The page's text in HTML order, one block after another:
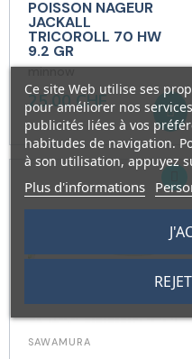
POISSON NAGEUR
JACKALL
TRICOROLL 70 HW
9.2 GR
minnow
25,00 CHF
SAWAMURA
Ce site Web utilise ses
pour améliorer nos
publicités liées à vos
habitudes de navigation.
à son utilisation, appuyez
Plus d'informations